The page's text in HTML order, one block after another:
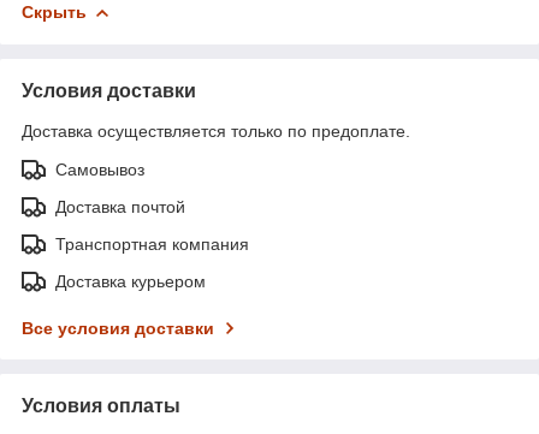
Скрыть
Условия доставки
Доставка осуществляется только по предоплате.
Самовывоз
Доставка почтой
Транспортная компания
Доставка курьером
Все условия доставки
Условия оплаты